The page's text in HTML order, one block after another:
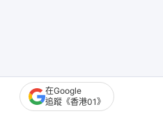
在Google
追蹤《香港01》